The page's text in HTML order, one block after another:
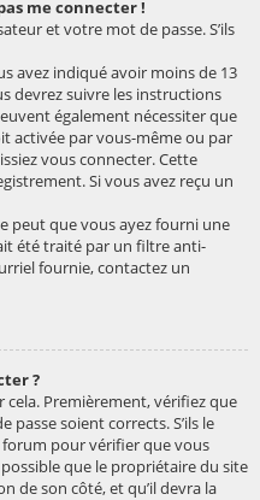
me connecter !
et votre mot de passe. S’ils
avez indiqué avoir moins de 13
devrez suivre les instructions
également nécessiter que
activée par vous-même ou par
vous connecter. Cette
Si vous avez reçu un
peut que vous ayez fourni une
été traité par un filtre anti-
fournie, contactez un
?
Premièrement, vérifiez que
soient corrects. S’ils le
pour vérifier que vous
que le propriétaire du site
de son côté, et qu’il devra la